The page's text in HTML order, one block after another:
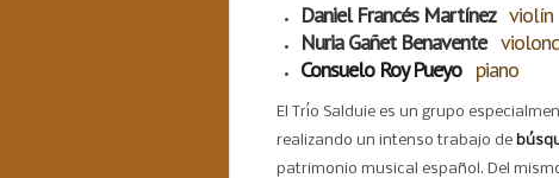
Daniel Francés Martínez violín
Nuria Gañet Benavente
Consuelo Roy Pueyo piano
El Trío Salduie es un grupo
realizando un intenso trabajo de
patrimonio musical español. Del